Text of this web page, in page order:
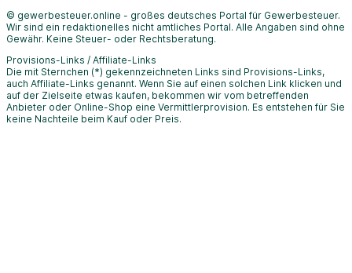
© gewerbesteuer.online - großes deutsches Portal für Gewerbesteuer.
Wir sind ein redaktionelles nicht amtliches Portal. Alle Angaben sind ohne
Gewähr. Keine Steuer- oder Rechtsberatung.
Provisions-Links / Affiliate-Links
Die mit Sternchen (*) gekennzeichneten Links sind Provisions-Links,
auch Affiliate-Links genannt. Wenn Sie auf einen solchen Link klicken und
auf der Zielseite etwas kaufen, bekommen wir vom betreffenden
Anbieter oder Online-Shop eine Vermittlerprovision. Es entstehen für Sie
keine Nachteile beim Kauf oder Preis.